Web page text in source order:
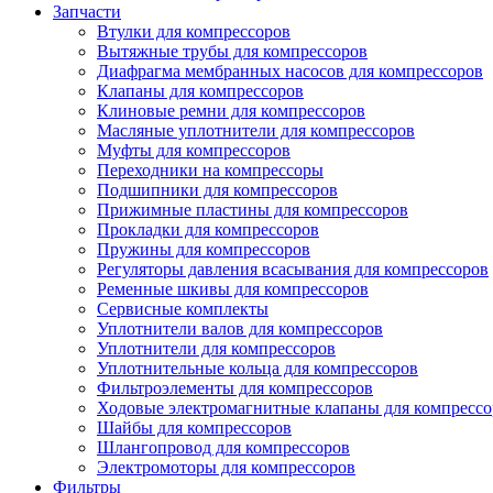
Запчасти
Втулки для компрессоров
Вытяжные трубы для компрессоров
Диафрагма мембранных насосов для компрессоров
Клапаны для компрессоров
Клиновые ремни для компрессоров
Масляные уплотнители для компрессоров
Муфты для компрессоров
Переходники на компрессоры
Подшипники для компрессоров
Прижимные пластины для компрессоров
Прокладки для компрессоров
Пружины для компрессоров
Регуляторы давления всасывания для компрессоров
Ременные шкивы для компрессоров
Сервисные комплекты
Уплотнители валов для компрессоров
Уплотнители для компрессоров
Уплотнительные кольца для компрессоров
Фильтроэлементы для компрессоров
Ходовые электромагнитные клапаны для
Шайбы для компрессоров
Шлангопровод для компрессоров
Электромоторы для компрессоров
Фильтры